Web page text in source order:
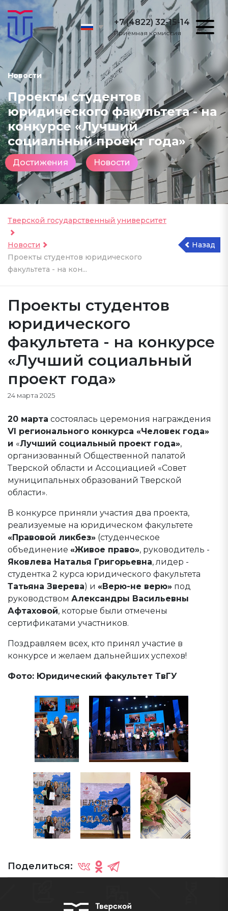
+7 (4822) 32-15-14
Приёмная комиссия
Новости
Проекты студентов
юридического факультета - на
конкурсе «Лучший
социальный проект года»
Достижения Новости
Тверской государственный университет
Новости
Проекты студентов юридического
факультета - на кон...
Назад
Проекты студентов
юридического
факультета - на конкурсе
«Лучший социальный
проект года»
24 марта 2025
20 марта состоялась церемония награждения
VI регионального конкурса «Человек года»
и «Лучший социальный проект года»,
организованный Общественной палатой
Тверской области и Ассоциацией «Совет
муниципальных образований Тверской
области».
В конкурсе приняли участия два проекта,
реализуемые на юридическом факультете
«Правовой ликбез» (студенческое
объединение «Живое право», руководитель -
Яковлева Наталья Григорьевна, лидер -
студентка 2 курса юридического факультета
Татьяна Зверева) и «Верю-не верю» под
руководством Александры Васильевны
Афтаховой, которые были отмечены
сертификатами участников.
Поздравляем всех, кто принял участие в
конкурсе и желаем дальнейших успехов!
Фото: Юридический факультет ТвГУ
Поделиться: